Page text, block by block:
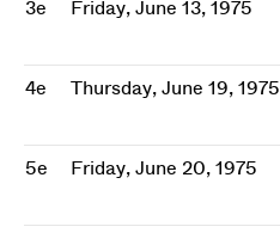
3e Friday, June 13, 1975
4e Thursday, June 19, 1975
5e Friday, June 20, 1975